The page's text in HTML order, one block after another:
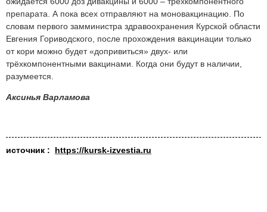
препарата. А пока всех отправляют на моновакцинацию. По
словам первого замминистра здравоохранения Курской области
Евгения Гориводского, после прохождения вакцинации только
от кори можно будет «допривиться» двух- или
трёхкомпонентными вакцинами. Когда они будут в наличии,
разумеется.
Аксинья Варламова
источник : https://kursk-izvestia.ru